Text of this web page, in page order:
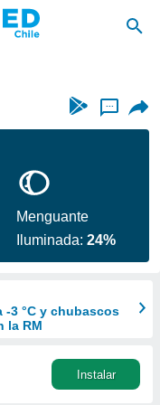
...
Menguante
Iluminada:24%
-3 °C y chubascos
la RM
Instalar